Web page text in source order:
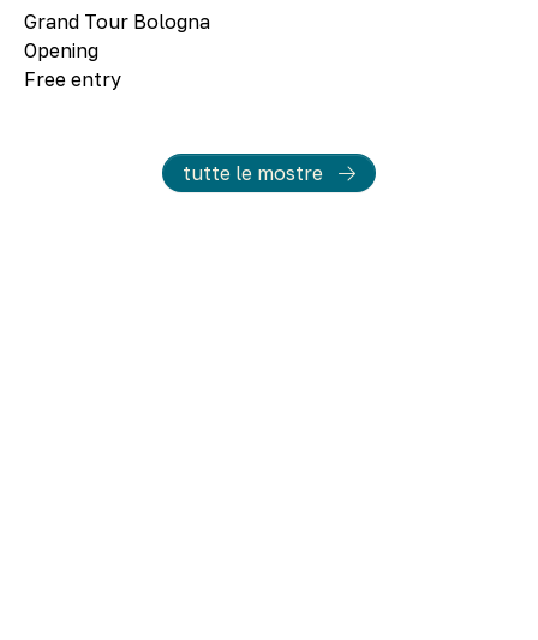
Grand Tour Bologna
Opening
Free entry
tutte le mostre